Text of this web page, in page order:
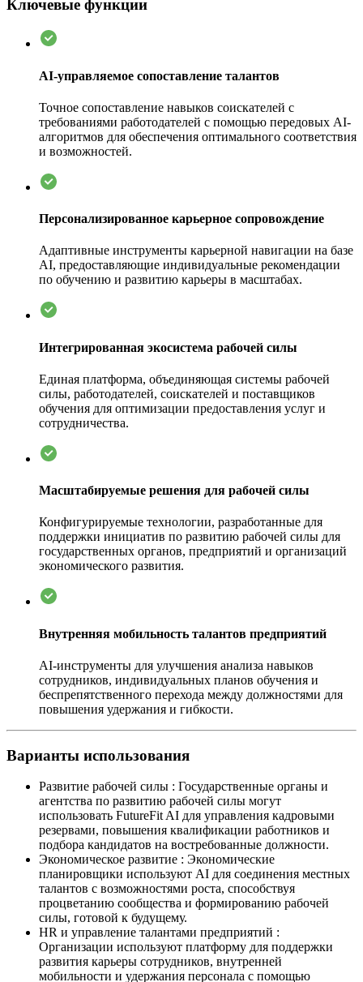
Ключевые функции
AI-управляемое сопоставление талантов
Точное сопоставление навыков соискателей с
требованиями работодателей с помощью передовых AI-
алгоритмов для обеспечения оптимального соответствия
и возможностей.
Персонализированное карьерное сопровождение
Адаптивные инструменты карьерной навигации на базе
AI, предоставляющие индивидуальные рекомендации
по обучению и развитию карьеры в масштабах.
Интегрированная экосистема рабочей силы
Единая платформа, объединяющая системы рабочей
силы, работодателей, соискателей и поставщиков
обучения для оптимизации предоставления услуг и
сотрудничества.
Масштабируемые решения для рабочей силы
Конфигурируемые технологии, разработанные для
поддержки инициатив по развитию рабочей силы для
государственных органов, предприятий и организаций
экономического развития.
Внутренняя мобильность талантов предприятий
AI-инструменты для улучшения анализа навыков
сотрудников, индивидуальных планов обучения и
беспрепятственного перехода между должностями для
повышения удержания и гибкости.
Варианты использования
Развитие рабочей силы : Государственные органы и
агентства по развитию рабочей силы могут
использовать FutureFit AI для управления кадровыми
резервами, повышения квалификации работников и
подбора кандидатов на востребованные должности.
Экономическое развитие : Экономические
планировщики используют AI для соединения местных
талантов с возможностями роста, способствуя
процветанию сообщества и формированию рабочей
силы, готовой к будущему.
HR и управление талантами предприятий :
Организации используют платформу для поддержки
развития карьеры сотрудников, внутренней
мобильности и удержания персонала с помощью